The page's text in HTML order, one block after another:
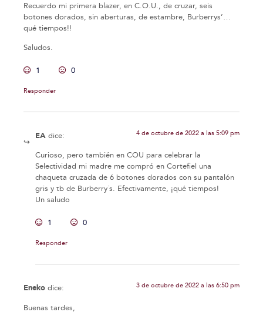
Recuerdo mi primera blazer, en C.O.U., de cruzar, seis
botones dorados, sin aberturas, de estambre, Burberrys’…
qué tiempos!!
Saludos.
1 0
Responder
EA dice: 4 de octubre de 2022 a las 5:09 pm
Curioso, pero también en COU para celebrar la
Selectividad mi madre me compró en Cortefiel una
chaqueta cruzada de 6 botones dorados con su pantalón
gris y tb de Burberry´s. Efectivamente, ¡qué tiempos!
Un saludo
1 0
Responder
Eneko dice: 3 de octubre de 2022 a las 6:50 pm
Buenas tardes,